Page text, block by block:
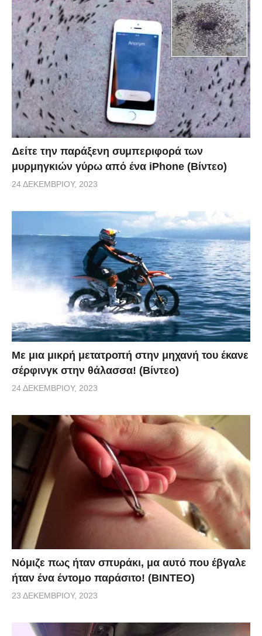
Δείτε την παράξενη συμπεριφορά των
μυρμηγκιών γύρω από ένα iPhone (Βίντεο)
24 ΔΕΚΕΜΒΡΊΟΥ, 2023
Με μια μικρή μετατροπή στην μηχανή του έκανε
σέρφινγκ στην θάλασσα! (Βίντεο)
24 ΔΕΚΕΜΒΡΊΟΥ, 2023
Νόμιζε πως ήταν σπυράκι, μα αυτό που έβγαλε
ήταν ένα έντομο παράσιτο! (BINTEO)
23 ΔΕΚΕΜΒΡΊΟΥ, 2023